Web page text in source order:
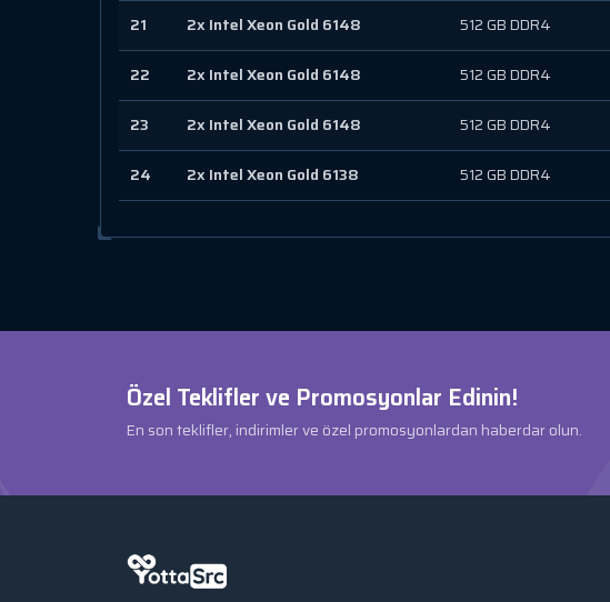
21 2x Intel Xeon Gold 6148 512 GB DDR4
22 2x Intel Xeon Gold 6148 512 GB DDR4
23 2x Intel Xeon Gold 6148 512 GB DDR4
24 2x Intel Xeon Gold 6138 512 GB DDR4
Özel Teklifler ve Promosyonlar Edinin!
En son teklifler, indirimler ve özel promosyonlardan haberdar olun.